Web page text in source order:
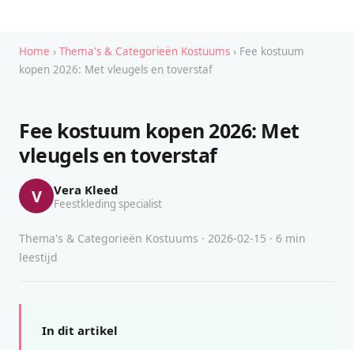
Home › Thema's & Categorieën Kostuums › Fee kostuum
kopen 2026: Met vleugels en toverstaf
Fee kostuum kopen 2026: Met
vleugels en toverstaf
V Vera Kleed
Feestkleding specialist
Thema's & Categorieën Kostuums · 2026-02-15 · 6 min
leestijd
In dit artikel